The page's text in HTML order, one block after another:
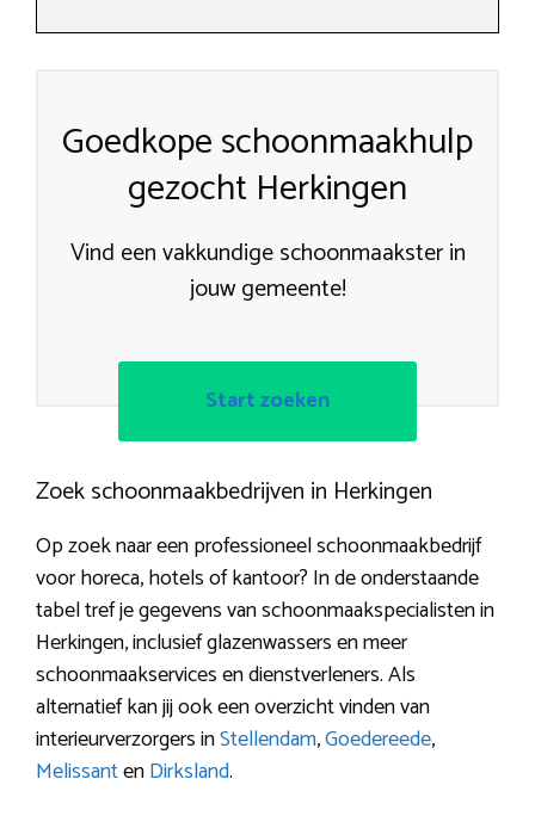
Goedkope schoonmaakhulp
gezocht Herkingen
Vind een vakkundige schoonmaakster in
jouw gemeente!
Start zoeken
Zoek schoonmaakbedrijven in Herkingen
Op zoek naar een professioneel schoonmaakbedrijf
voor horeca, hotels of kantoor? In de onderstaande
tabel tref je gegevens van schoonmaakspecialisten in
Herkingen, inclusief glazenwassers en meer
schoonmaakservices en dienstverleners. Als
alternatief kan jij ook een overzicht vinden van
interieurverzorgers inStellendam,Goedereede,
MelissantenDirksland.